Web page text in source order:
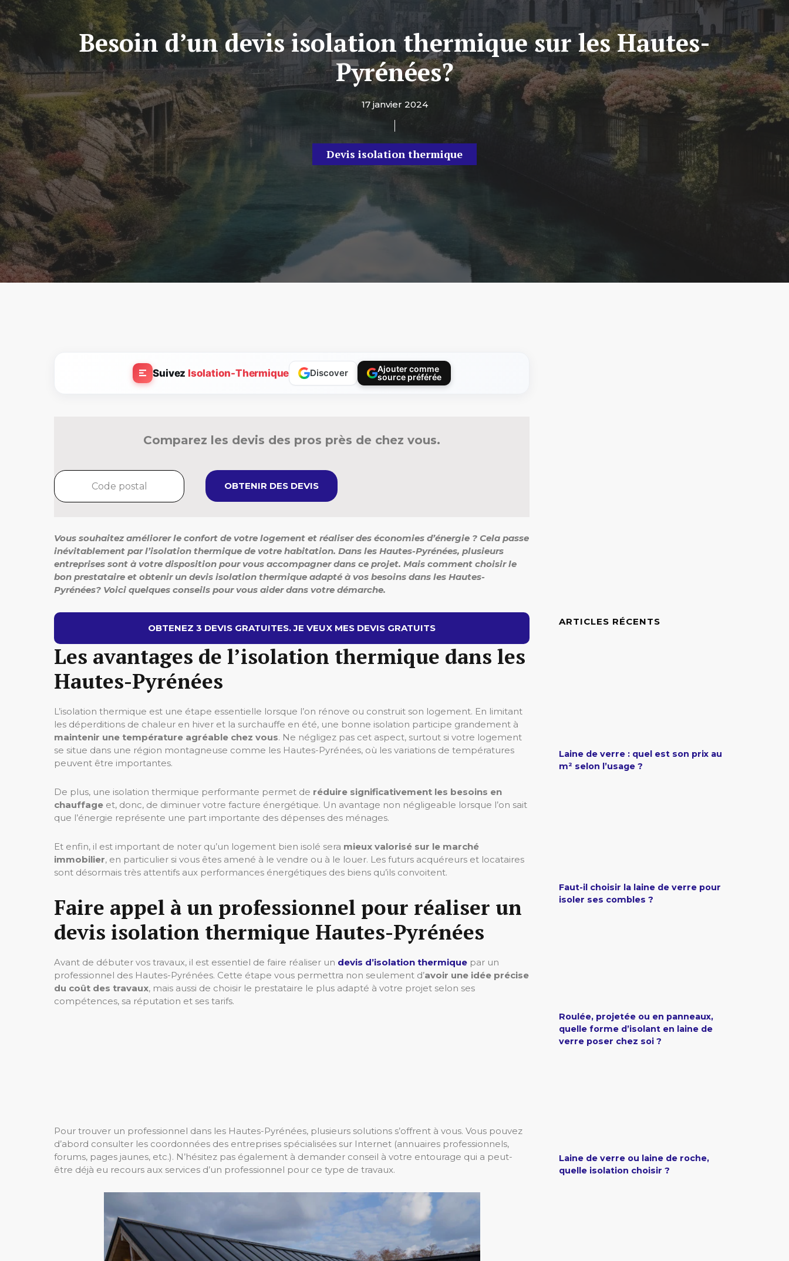
Besoin d’un devis isolation thermique sur les Hautes-
Pyrénées?
17 janvier 2024
Devis isolation thermique
Suivez Isolation-Thermique Discover
Ajouter comme
source préférée
Comparez les devis des pros près de chez vous.
OBTENIR DES DEVIS
Vous souhaitez améliorer le confort de votre logement et réaliser des économies d’énergie ? Cela passe
inévitablement par l’isolation thermique de votre habitation. Dans les Hautes-Pyrénées, plusieurs
entreprises sont à votre disposition pour vous accompagner dans ce projet. Mais comment choisir le
bon prestataire et obtenir un devis isolation thermique adapté à vos besoins dans les Hautes-
Pyrénées? Voici quelques conseils pour vous aider dans votre démarche.
OBTENEZ 3 DEVIS GRATUITES. JE VEUX MES DEVIS GRATUITS
Les avantages de l’isolation thermique dans les
Hautes-Pyrénées
L’isolation thermique est une étape essentielle lorsque l’on rénove ou construit son logement. En limitant
les déperditions de chaleur en hiver et la surchauffe en été, une bonne isolation participe grandement à
maintenir une température agréable chez vous. Ne négligez pas cet aspect, surtout si votre logement
se situe dans une région montagneuse comme les Hautes-Pyrénées, où les variations de températures
peuvent être importantes.
De plus, une isolation thermique performante permet de réduire significativement les besoins en
chauffage et, donc, de diminuer votre facture énergétique. Un avantage non négligeable lorsque l’on sait
que l’énergie représente une part importante des dépenses des ménages.
Et enfin, il est important de noter qu’un logement bien isolé sera mieux valorisé sur le marché
immobilier, en particulier si vous êtes amené à le vendre ou à le louer. Les futurs acquéreurs et locataires
sont désormais très attentifs aux performances énergétiques des biens qu’ils convoitent.
Faire appel à un professionnel pour réaliser un
devis isolation thermique Hautes-Pyrénées
Avant de débuter vos travaux, il est essentiel de faire réaliser un devis d’isolation thermique par un
professionnel des Hautes-Pyrénées. Cette étape vous permettra non seulement d’avoir une idée précise
du coût des travaux, mais aussi de choisir le prestataire le plus adapté à votre projet selon ses
compétences, sa réputation et ses tarifs.
Pour trouver un professionnel dans les Hautes-Pyrénées, plusieurs solutions s’offrent à vous. Vous pouvez
d’abord consulter les coordonnées des entreprises spécialisées sur Internet (annuaires professionnels,
forums, pages jaunes, etc.). N’hésitez pas également à demander conseil à votre entourage qui a peut-
être déjà eu recours aux services d’un professionnel pour ce type de travaux.
ARTICLES RÉCENTS
Laine de verre : quel est son prix au
m² selon l’usage ?
Faut-il choisir la laine de verre pour
isoler ses combles ?
Roulée, projetée ou en panneaux,
quelle forme d’isolant en laine de
verre poser chez soi ?
Laine de verre ou laine de roche,
quelle isolation choisir ?